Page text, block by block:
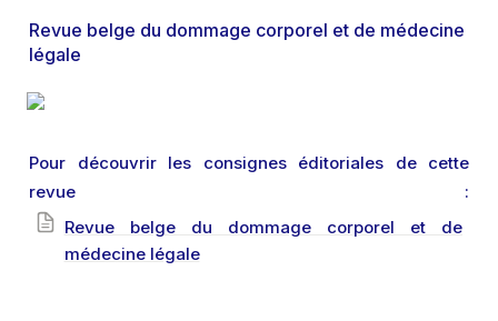
Revue belge du dommage corporel et de médecine
légale
Pour découvrir les consignes éditoriales de cette
revue :
Revue belge du dommage corporel et de
médecine légale